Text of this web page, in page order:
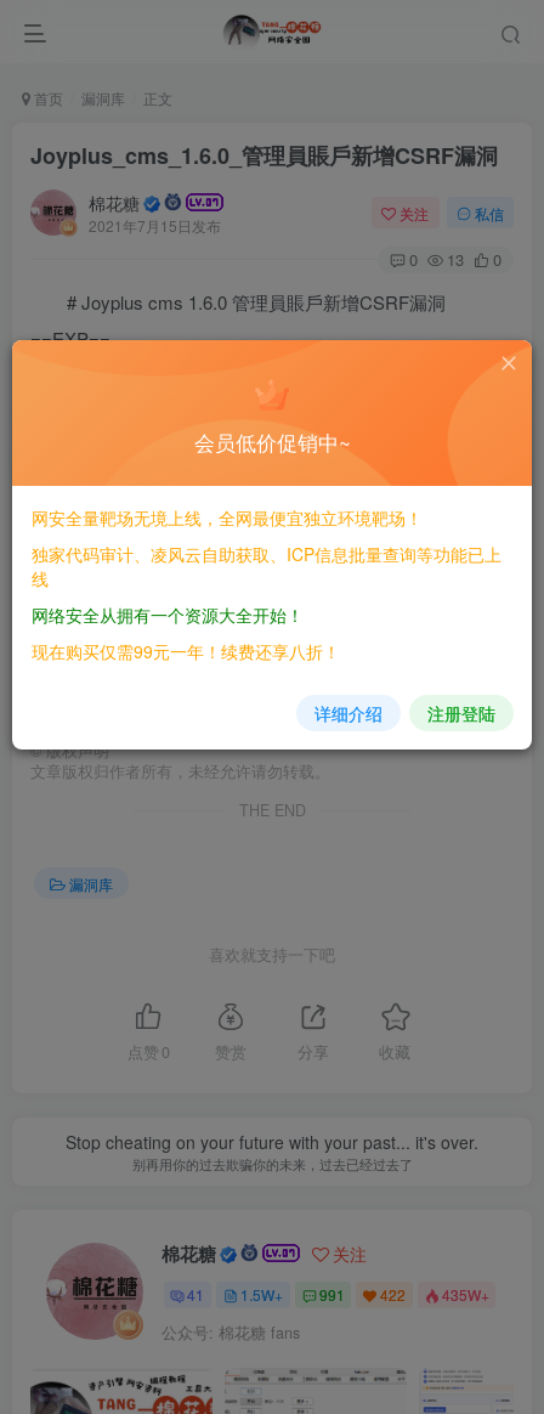
首页 漏洞库 正文
Joyplus_cms_1.6.0_管理員賬戶新增CSRF漏洞
棉花糖
2021年7月15日发布
关注 私信
0 13 0
# Joyplus cms 1.6.0 管理員賬戶新增CSRF漏洞
==EXP==
©版权声明
文章版权归作者所有，未经允许请勿转载。
THE END
漏洞库
喜欢就支持一下吧
点赞 0 赞赏 分享 收藏
Stop cheating on your future with your past... it's over.
别再用你的过去欺骗你的未来，过去已经过去了
棉花糖 关注
41 1.5W+ 991 422 435W+
公众号: 棉花糖 fans
会员低价促销中~
网安全量靶场无境上线，全网最便宜独立环境靶场！
独家代码审计、凌风云自助获取、ICP信息批量查询等功能已上
线
网络安全从拥有一个资源大全开始！
现在购买仅需99元一年！续费还享八折！
详细介绍 注册登陆